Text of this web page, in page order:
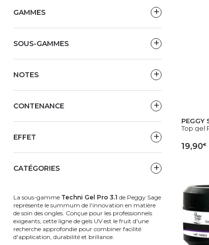
PEGGY
Top gel
19,90€
GAMMES
SOUS-GAMMES
NOTES
CONTENANCE
EFFET
CATÉGORIES
La sous-gamme Techni Gel Pro 3.1 de Peggy Sage
représente le summum de l'innovation en matière
de soin des ongles. Conçue pour les professionnels
exigeants, cette ligne de gels UV est le fruit d'une
recherche approfondie pour combiner facilité
d'application, durabilité et brillance.